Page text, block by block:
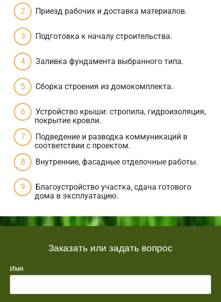
Приезд рабочих и доставка материалов.
Подготовка к началу строительства.
Заливка фундамента выбранного типа.
Сборка строения из домокомплекта.
Устройство крыши: стропила, гидроизоляция,
покрытие кровли.
Подведение и разводка коммуникаций в
соответствии с проектом.
Внутренние, фасадные отделочные работы.
Благоустройство участка, сдача готового
дома в эксплуатацию.
Заказать или задать вопрос
Имя